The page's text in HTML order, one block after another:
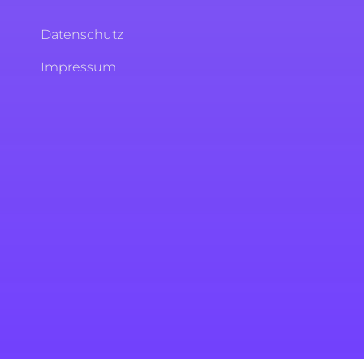
Datenschutz
Impressum